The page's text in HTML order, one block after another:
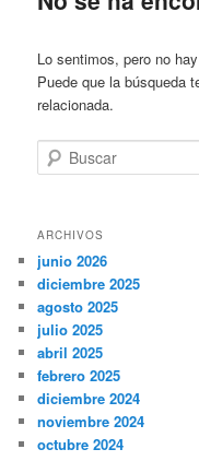
Lo sentimos, pero no
Puede que la búsqueda
relacionada.
Buscar
ARCHIVOS
junio 2026
diciembre 2025
agosto 2025
julio 2025
abril 2025
febrero 2025
diciembre 2024
noviembre 2024
octubre 2024